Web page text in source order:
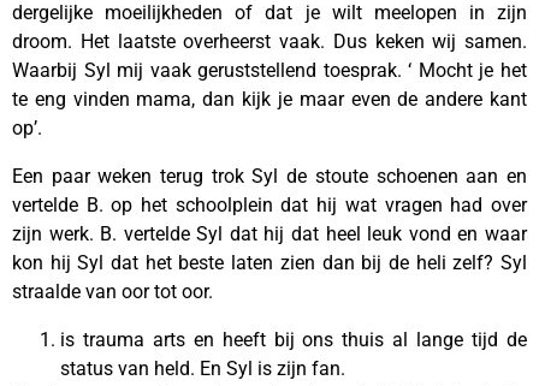
dergelijke moeilijkheden of dat je wilt meelopen in zijn
droom. Het laatste overheerst vaak. Dus keken wij samen.
Waarbij Syl mij vaak geruststellend toesprak. ‘ Mocht je het
te eng vinden mama, dan kijk je maar even de andere kant
op’.
Een paar weken terug trok Syl de stoute schoenen aan en
vertelde B. op het schoolplein dat hij wat vragen had over
zijn werk. B. vertelde Syl dat hij dat heel leuk vond en waar
kon hij Syl dat het beste laten zien dan bij de heli zelf? Syl
straalde van oor tot oor.
is trauma arts en heeft bij ons thuis al lange tijd de
status van held. En Syl is zijn fan.